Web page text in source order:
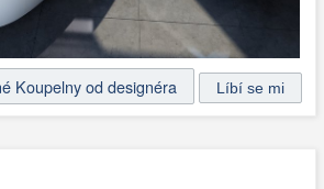
Koupelny od designéra